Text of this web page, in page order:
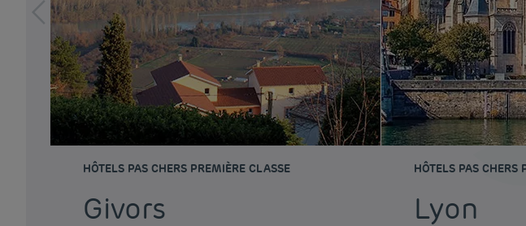
HÔTELS PAS CHERS PREMIÈRE CLASSE
Givors
HÔTELS PAS CHERS
Lyon